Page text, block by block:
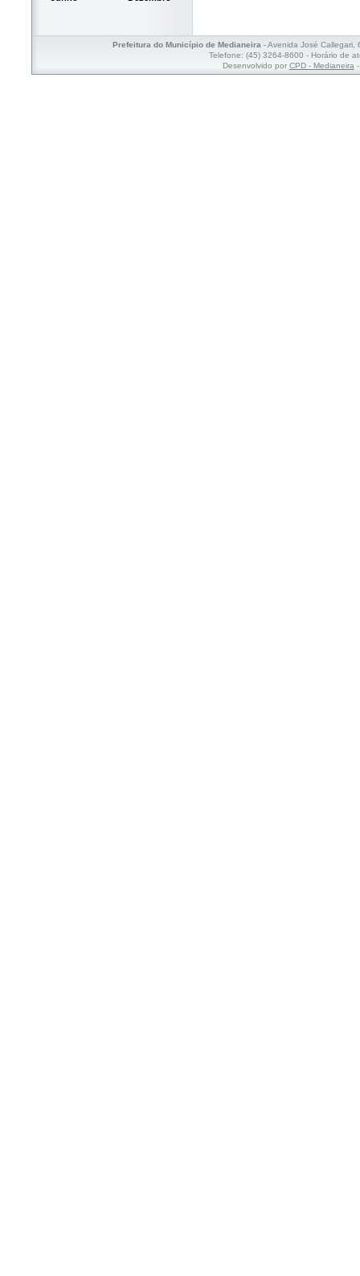
Prefeitura do Município de Medianeira- Avenida José Callegari,
Telefone: (45) 3264-8600 - Horário de
Desenvolvido por CPD - Medianeira-